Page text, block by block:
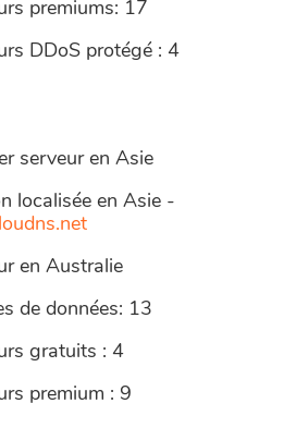
premiums: 17
DDoS protégé : 4
serveur en Asie
localisée en Asie -
en Australie
de données: 13
gratuits : 4
premium : 9